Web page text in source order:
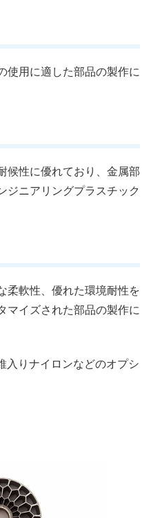
使用に適した部品の製作に
候性に優れており、金属部
ジニアリングプラスチック
柔軟性、優れた環境耐性を
マイズされた部品の製作に
入りナイロンなどのオプシ